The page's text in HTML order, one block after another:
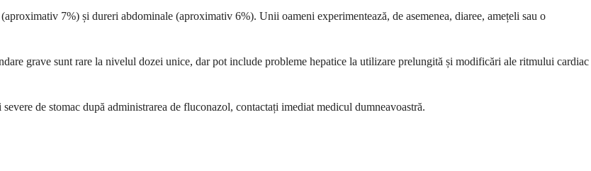
7%) și dureri abdominale (aproximativ 6%). Unii oameni experimentează, de asemenea, diaree, amețeli sau o
grave sunt rare la nivelul dozei unice, dar pot include probleme hepatice la utilizare prelungită și modificări ale ritmului cardiac
de stomac după administrarea de fluconazol, contactați imediat medicul dumneavoastră.